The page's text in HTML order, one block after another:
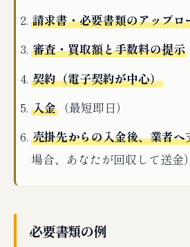
請求書・必要書類のアップロ
審査・買取額と手数料の提示
契約（電子契約が中心）
入金 （最短即日）
売掛先からの入金後、業者へ
場合、あなたが回収して送金）
必要書類の例